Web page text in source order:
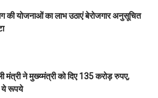
की योजनाओं का लाभ उठाएं बेरोजगार अनुसूचित
मंत्री ने मुख्य्मंत्री को दिए 135 करोड़ रुपए,
ये रूपये